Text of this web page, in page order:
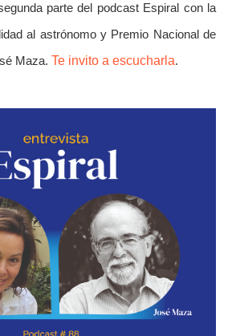
parte del podcast Espiral con la
al astrónomo y Premio Nacional de
Maza. Te invito a escucharla.